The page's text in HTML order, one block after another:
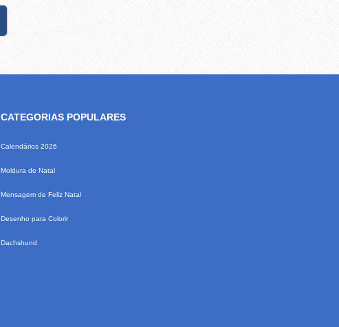
CATEGORIAS POPULARES
Calendários 2026
Moldura de Natal
Mensagem de Feliz Natal
Desenho para Colorir
Dachshund